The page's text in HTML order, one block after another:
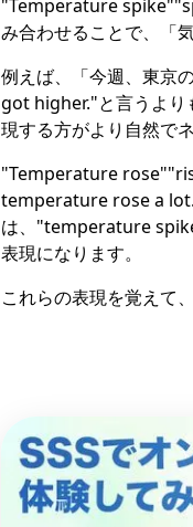
"Temperature
み合わせることで、「
例えば、「今週、東京
got higher."と言うよ
現する方がより自然で
"Temperature
temperature rose a
は、"temperature
表現になります。
これらの表現を覚えて